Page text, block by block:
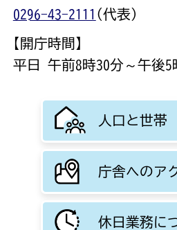
0296-43-2111 (代表)
【開庁時間】
平日 午前8時30分～午後5
人口と世帯
庁舎へのア
休日業務に